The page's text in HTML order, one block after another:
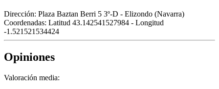
Dirección: Plaza Baztan Berri 5 3º-D - Elizondo (Navarra)
Coordenadas: Latitud 43.142541527984 - Longitud
-1.521521534424
Opiniones
Valoración media: